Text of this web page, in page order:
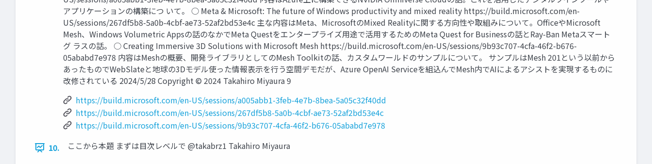
アプリケーションの構築につ いて。 ○ Meta & Microsoft: The future of Windows productivity and mixed reality https://build.microsoft.com/en-
US/sessions/267df5b8-5a0b-4cbf-ae73-52af2bd53e4c 主な内容はMeta、MicrosoftのMixed Realityに関する方向性や取組みについて。OfficeやMicrosoft
Mesh、Windows Volumetric Appsの話のなかでMeta Questをエンタープライズ用途で活用するためのMeta Quest for Businessの話とRay-Ban Metaスマート
グ ラスの話。 ○ Creating Immersive 3D Solutions with Microsoft Mesh https://build.microsoft.com/en-US/sessions/9b93c707-4cfa-46f2-b676-
05ababd7e978 内容はMeshの概要、開発ライブラリとしてのMesh Toolkitの話、カスタムワールドのサンプルについて。 サンプルはMesh 201という以前から
あったものでWebSlateと地球の3Dモデル使った情報表示を行う空間デモだが、Azure OpenAI Serviceを組込んでMesh内でAIによるアシストを実現するものに
改修されている 2024/5/28 Copyright © 2024 Takahiro Miyaura 9
https://build.microsoft.com/en-US/sessions/a005abb1-3feb-4e7b-8bea-5a05c32f40dd
https://build.microsoft.com/en-US/sessions/267df5b8-5a0b-4cbf-ae73-52af2bd53e4c
https://build.microsoft.com/en-US/sessions/9b93c707-4cfa-46f2-b676-05ababd7e978
10.
ここから本題 まずは目次レベルで @takabrz1 Takahiro Miyaura